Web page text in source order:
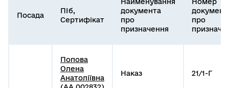
Посада
ПІб,
Сертифікат
Найменування
документа
про
призначення
Номер
про
Попова
Олена
Анатоліївна
Наказ 21/1-Г